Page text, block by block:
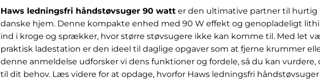
Haws ledningsfri håndstøvsuger 90 watt er den ultimative partner til hurtig
danske hjem. Denne kompakte enhed med 90 W effekt og genopladeligt
ind i kroge og sprækker, hvor større støvsugere ikke kan komme til. Med let
praktisk ladestation er den ideel til daglige opgaver som at fjerne krummer
denne anmeldelse udforsker vi dens funktioner og fordele, så du kan vurdere,
til dit behov. Læs videre for at opdage, hvorfor Haws ledningsfri